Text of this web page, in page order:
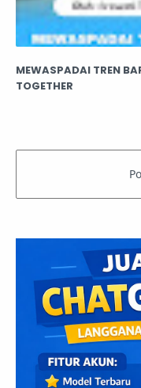
MEWASPADAI TREN
TOGETHER